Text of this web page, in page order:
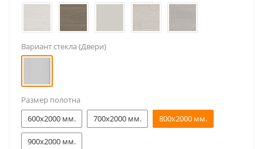
Вариант стекла (Двери)
Размер полотна
600x2000 мм.
700x2000 мм. 800x2000 мм.
900x2000 мм.